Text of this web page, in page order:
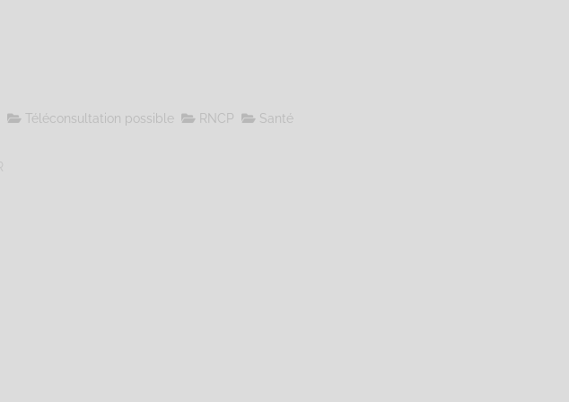
Téléconsultation possible RNCP
Santé